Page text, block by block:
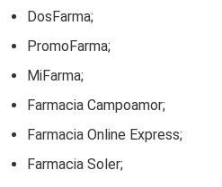
DosFarma;
PromoFarma;
MiFarma;
Farmacia Campoamor;
Farmacia Online Express;
Farmacia Soler;